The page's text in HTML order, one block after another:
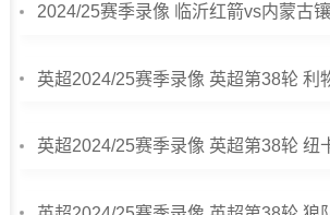
2024/25赛季录像 临沂红箭vs内蒙古
英超2024/25赛季录像 英超第38轮 利
英超2024/25赛季录像 英超第38轮 纽